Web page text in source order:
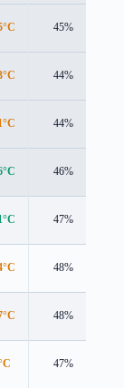
45%
44%
44%
46%
47%
48%
48%
47%